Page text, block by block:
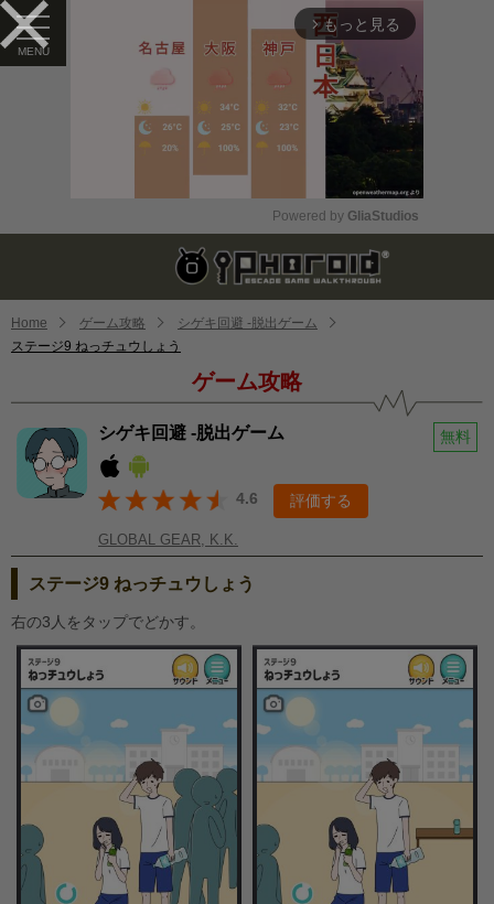
arrow_forward_ios もっと見る
Mute
Powered by GliaStudios
Home ゲーム攻略
シゲキ回避 -脱出ゲーム
ステージ9 ねっチュウしょう
ゲーム攻略
シゲキ回避 -脱出ゲーム 無料
4.6 評価する
GLOBAL GEAR, K.K.
ステージ9 ねっチュウしょう
右の3人をタップでどかす。